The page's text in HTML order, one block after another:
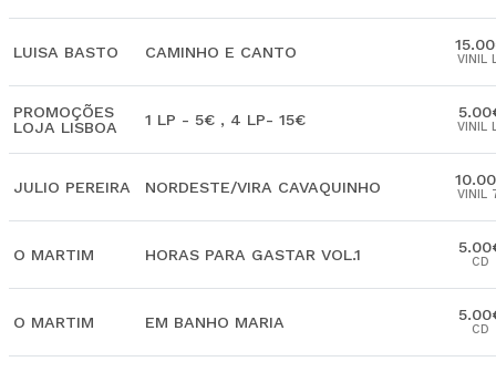
LUISA BASTO CAMINHO E CANTO VINIL
PROMOÇÕES
LOJA LISBOA
1 LP - 5€ , 4 LP- 15€ VINIL
JULIO PEREIRA NORDESTE/VIRA CAVAQUINHO VINIL
O MARTIM HORAS PARA GASTAR VOL.1 CD
O MARTIM EM BANHO MARIA CD